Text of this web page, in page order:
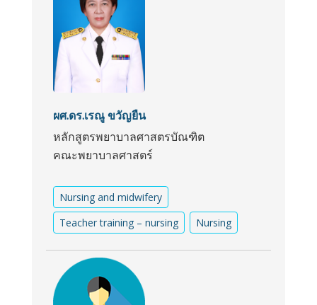
ผศ.ดร.เรณู ขวัญยืน
หลักสูตรพยาบาลศาสตรบัณฑิต
คณะพยาบาลศาสตร์
Nursing and midwifery
Teacher training – nursing
Nursing